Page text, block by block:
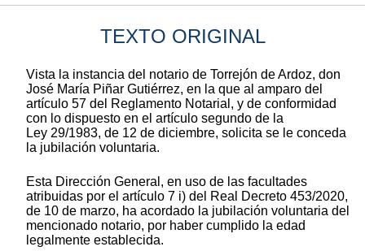
TEXTO ORIGINAL
Vista la instancia del notario de Torrejón de Ardoz, don
José María Piñar Gutiérrez, en la que al amparo del
artículo 57 del Reglamento Notarial, y de conformidad
con lo dispuesto en el artículo segundo de la
Ley 29/1983, de 12 de diciembre, solicita se le conceda
la jubilación voluntaria.
Esta Dirección General, en uso de las facultades
atribuidas por el artículo 7 i) del Real Decreto 453/2020,
de 10 de marzo, ha acordado la jubilación voluntaria del
mencionado notario, por haber cumplido la edad
legalmente establecida.